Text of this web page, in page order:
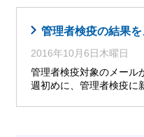
管理者検疫の結果
2016年10月6日木曜日
管理者検疫対象のメール
週初めに、管理者検疫に